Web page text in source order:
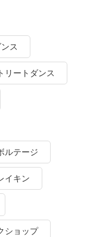
ス
リートダンス
ルテージ
イキン
ショップ